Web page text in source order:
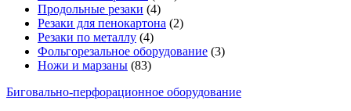
Продольные резаки (4)
Резаки для пенокартона (2)
Резаки по металлу (4)
Фольгорезальное оборудование (3)
Ножи и марзаны (83)
Биговально-перфорационное оборудование